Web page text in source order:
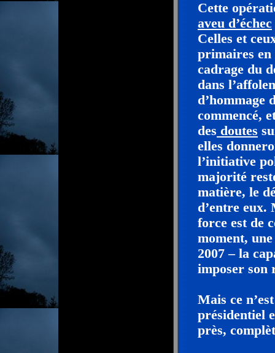
Cette
aveu d’échec
Celles et
primaires en
cadrage du
dans
d’hommage
commencé,
des doutes
elles
l’initiative
majorité
matière, le
d’entre eux.
force est de
moment,
2007 – la
imposer son
Mais ce
présidentiel
près,